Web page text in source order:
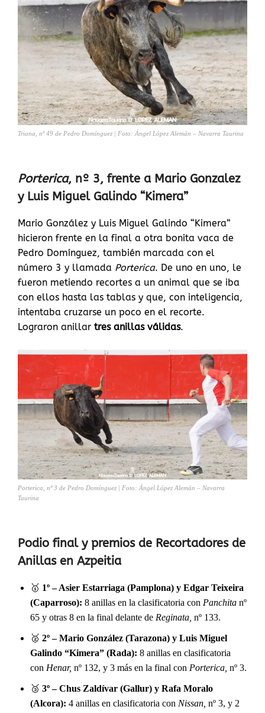
Triana, nº 49 de Pedro Domínguez | Foto: Ángel López Alemán – Navarra Taurina
Porterica, nº 3, frente a Mario Gonzalez
y Luis Miguel Galindo “Kimera”
Mario González y Luis Miguel Galindo “Kimera”
hicieron frente en la final a otra bonita vaca de
Pedro Domínguez, también marcada con el
número 3 y llamada Porterica. De uno en uno, le
fueron metiendo recortes a un animal que se iba
con ellos hasta las tablas y que, con inteligencia,
intentaba cruzarse un poco en el recorte.
Lograron anillar tres anillas válidas.
Porterica, nº 3 de Pedro Domínguez | Foto: Ángel López Alemán – Navarra
Taurina
Podio final y premios de Recortadores de
Anillas en Azpeitia
🥇 1º – Asier Estarriaga (Pamplona) y Edgar Teixeira
(Caparroso): 8 anillas en la clasificatoria con Panchita nº
65 y otras 8 en la final delante de Reginata, nº 133.
🥈 2º – Mario González (Tarazona) y Luis Miguel
Galindo “Kimera” (Rada): 8 anillas en clasificatoria
con Henar, nº 132, y 3 más en la final con Porterica, nº 3.
🥉 3º – Chus Zaldívar (Gallur) y Rafa Moralo
(Alcora): 4 anillas en clasificatoria con Nissan, nº 3, y 2